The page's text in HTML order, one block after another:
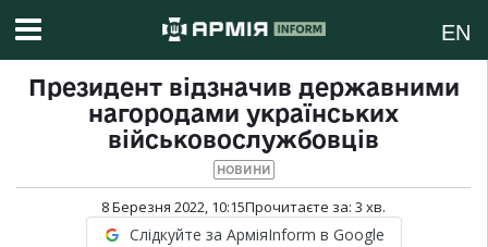
EN
Президент відзначив державними
нагородами українських
військовослужбовців
НОВИНИ
8 Березня 2022, 10:15Прочитаєте за: 3 хв.
Слідкуйте за АрміяInform в Google